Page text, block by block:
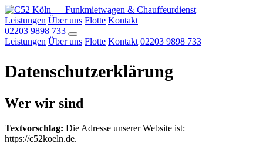
Leistungen Über uns Flotte Kontakt
02203 9898 733
Leistungen Über uns Flotte Kontakt 02203 9898 733
Datenschutzerklärung
Wer wir sind
Textvorschlag: Die Adresse unserer Website ist:
https://c52koeln.de.